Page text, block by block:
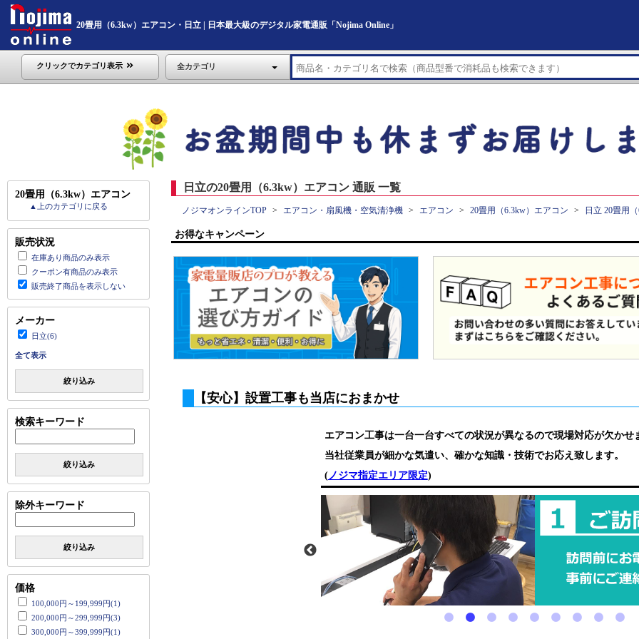
20畳用（6.3kw）エアコン・日立 | 日本最大級のデジタル家電通販「Nojima Online」
クリックでカテゴリ表示 全カテゴリ
20畳用（6.3kw）エアコン
▲上のカテゴリに戻る
販売状況
在庫あり商品のみ表示
クーポン有商品のみ表示
販売終了商品を表示しない
メーカー
日立(6)
全て表示
絞り込み
検索キーワード
絞り込み
除外キーワード
絞り込み
価格
100,000円～199,999円(1)
200,000円～299,999円(3)
300,000円～399,999円(1)
日立の20畳用（6.3kw）エアコン 通販 一覧
ノジマオンラインTOP エアコン・扇風機・空気清浄機 エアコン 20畳用（6.3kw）エアコン 日立 20畳用
お得なキャンペーン
【安心】設置工事も当店におまかせ
エアコン工事は一台一台すべての状況が異なるので現場対応が欠かせ
当社従業員が細かな気遣い、確かな知識・技術でお応え致します。
(ノジマ指定エリア限定)